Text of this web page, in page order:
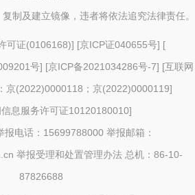
制及建立镜像，违者将依法追究法律责任。
可证(0106168)] [京ICP证040655号] [
号] [京ICP备2021034286号-7] [互联网
京(2022)0000118；京(2022)0000119]
息服务许可证10120180010]
报电话：15699788000 举报邮箱：
举报受理和处置管理办法 总机：86-10-
87826688